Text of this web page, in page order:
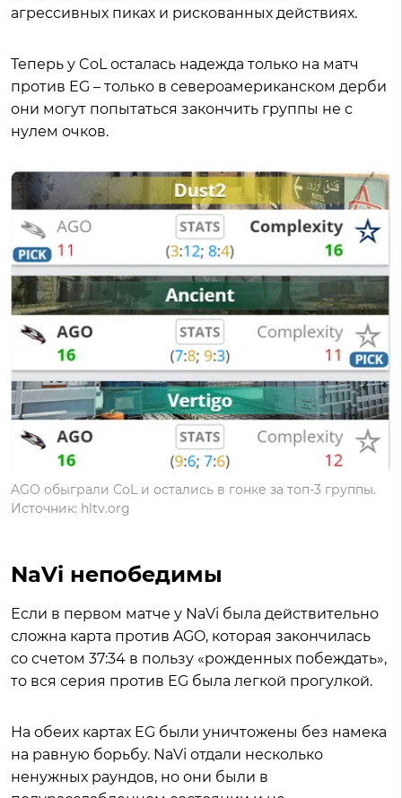
агрессивных пиках и рискованных действиях.
Теперь у CoL осталась надежда только на матч
против EG – только в североамериканском дерби
они могут попытаться закончить группы не с
нулем очков.
AGO обыграли CoL и остались в гонке за топ-3 группы.
Источник: hltv.org
NaVi непобедимы
Если в первом матче у NaVi была действительно
сложна карта против AGO, которая закончилась
со счетом 37:34 в пользу «рожденных побеждать‎»‎,
то вся серия против EG была легкой прогулкой.
На обеих картах EG были уничтожены без намека
на равную борьбу. NaVi отдали несколько
ненужных раундов, но они были в